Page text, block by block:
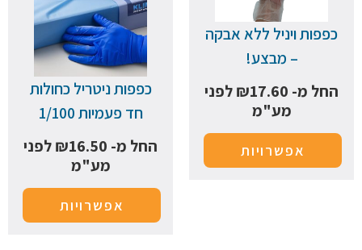
כפפות ויניל ללא אבקה
– מבצע!
החל מ-
₪17.60
לפני
מע"מ
אפשרויות
כפפות ניטריל כחולות
חד פעמיות 1/100
החל מ-
₪16.50
לפני
מע"מ
אפשרויות